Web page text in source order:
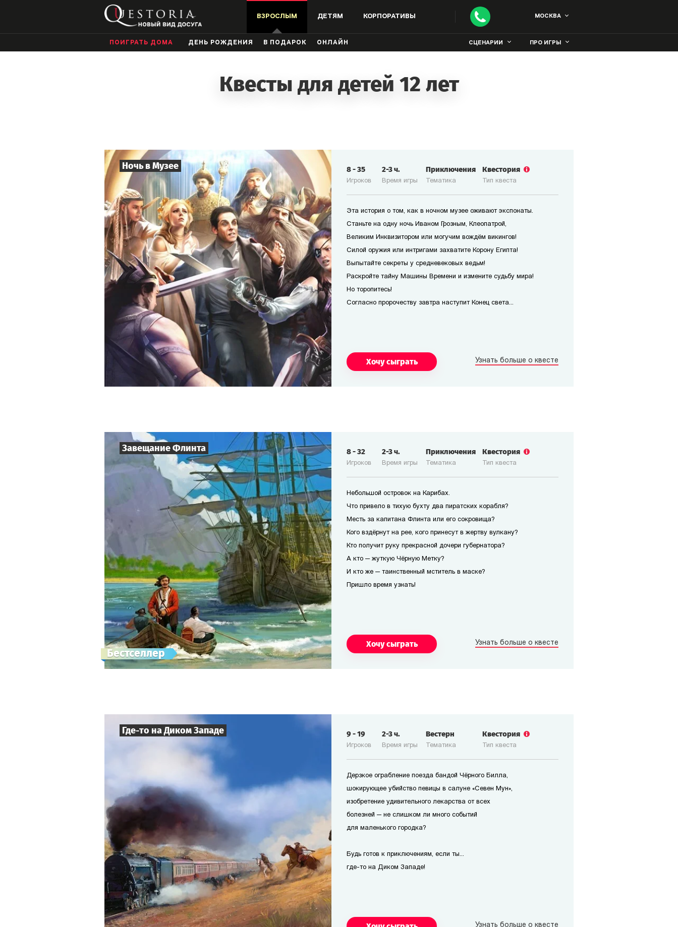
ВЗРОСЛЫМ ДЕТЯМ КОРПОРАТИВЫ МОСКВА
ПОИГРАТЬ ДОМА ДЕНЬ РОЖДЕНИЯ В ПОДАРОК ОНЛАЙН СЦЕНАРИИ ПРО ИГРЫ
Квесты для детей 12 лет
Ночь в Музее
Игроков
8-35
Время игры
2-3ч.
Тематика
Приключения
Тип квеста
Квестория
Эта история о том, как в ночном музее оживают экспонаты.
Станьте на одну ночь Иваном Грозным, Клеопатрой,
Великим Инквизитором или могучим вождём викингов!
Силой оружия или интригами захватите Корону Египта!
Выпытайте секреты у средневековых ведьм!
Раскройте тайну Машины Времени и измените судьбу мира!
Но торопитесь!
Согласно пророчеству завтра наступит Конец света...
Хочу сыграть Узнать больше о квесте
Завещание Флинта
Бестселлер
Игроков
8-32
Время игры
2-3ч.
Тематика
Приключения
Тип квеста
Квестория
Небольшой островок на Карибах.
Что привело в тихую бухту два пиратских корабля?
Месть за капитана Флинта или его сокровища?
Кого вздёрнут на рее, кого принесут в жертву вулкану?
Кто получит руку прекрасной дочери губернатора?
А кто — жуткую Чёрную Метку?
И кто же — таинственный мститель в маске?
Пришло время узнать!
Хочу сыграть Узнать больше о квесте
Где-то на Диком Западе
Игроков
9-19
Время игры
2-3ч.
Тематика
Вестерн
Тип квеста
Квестория
Дерзкое ограбление поезда бандой Чёрного Билла,
шокирующее убийство певицы в салуне «Севен Мун»,
изобретение удивительного лекарства от всех
болезней — не слишком ли много событий
для маленького городка?
Будь готов к приключениям, если ты...
где-то на Диком Западе!
Узнать больше о квесте